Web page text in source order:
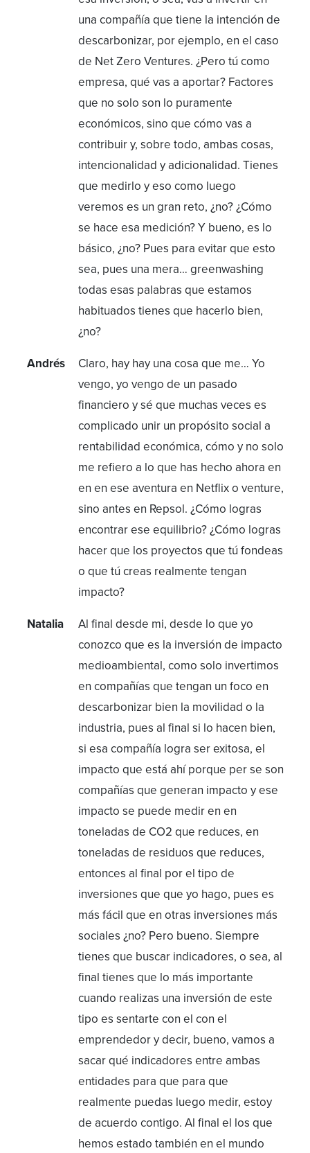
una compañía que tiene la intención de
descarbonizar, por ejemplo, en el caso
de Net Zero Ventures. ¿Pero tú como
empresa, qué vas a aportar? Factores
que no solo son lo puramente
económicos, sino que cómo vas a
contribuir y, sobre todo, ambas cosas,
intencionalidad y adicionalidad. Tienes
que medirlo y eso como luego
veremos es un gran reto, ¿no? ¿Cómo
se hace esa medición? Y bueno, es lo
básico, ¿no? Pues para evitar que esto
sea, pues una mera… greenwashing
todas esas palabras que estamos
habituados tienes que hacerlo bien,
¿no?
Andrés
Claro, hay hay una cosa que me… Yo
vengo, yo vengo de un pasado
financiero y sé que muchas veces es
complicado unir un propósito social a
rentabilidad económica, cómo y no solo
me refiero a lo que has hecho ahora en
en en ese aventura en Netflix o venture,
sino antes en Repsol. ¿Cómo logras
encontrar ese equilibrio? ¿Cómo logras
hacer que los proyectos que tú fondeas
o que tú creas realmente tengan
impacto?
Natalia
Al final desde mi, desde lo que yo
conozco que es la inversión de impacto
medioambiental, como solo invertimos
en compañías que tengan un foco en
descarbonizar bien la movilidad o la
industria, pues al final si lo hacen bien,
si esa compañía logra ser exitosa, el
impacto que está ahí porque per se son
compañías que generan impacto y ese
impacto se puede medir en en
toneladas de CO2 que reduces, en
toneladas de residuos que reduces,
entonces al final por el tipo de
inversiones que que yo hago, pues es
más fácil que en otras inversiones más
sociales ¿no? Pero bueno. Siempre
tienes que buscar indicadores, o sea, al
final tienes que lo más importante
cuando realizas una inversión de este
tipo es sentarte con el con el
emprendedor y decir, bueno, vamos a
sacar qué indicadores entre ambas
entidades para que para que
realmente puedas luego medir, estoy
de acuerdo contigo. Al final el los que
hemos estado también en el mundo